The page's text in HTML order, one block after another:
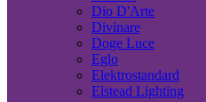
Dio D'Arte
Divinare
Doge Luce
Eglo
Elektrostandard
Elstead Lighting